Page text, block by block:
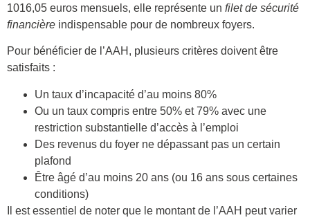
1016,05 euros mensuels, elle représente un filet de sécurité
financière indispensable pour de nombreux foyers.
Pour bénéficier de l’AAH, plusieurs critères doivent être
satisfaits :
Un taux d’incapacité d’au moins 80%
Ou un taux compris entre 50% et 79% avec une
restriction substantielle d’accès à l’emploi
Des revenus du foyer ne dépassant pas un certain
plafond
Être âgé d’au moins 20 ans (ou 16 ans sous certaines
conditions)
Il est essentiel de noter que le montant de l’AAH peut varier